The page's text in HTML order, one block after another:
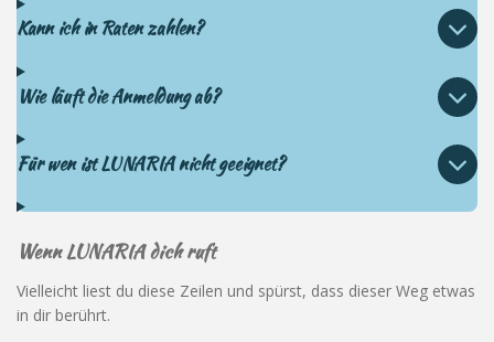
Kann ich in Raten zahlen?
Wie läuft die Anmeldung ab?
Für wen ist LUNARIA nicht geeignet?
WennLUNARIA dich ruft
Vielleicht liest du diese Zeilen und spürst, dass dieser Weg etwas
in dir berührt.